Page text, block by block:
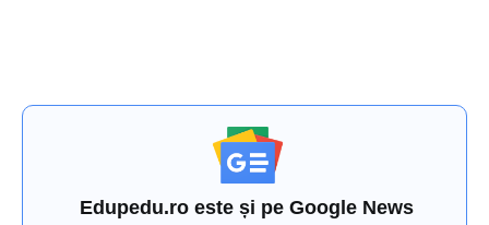
Edupedu.ro este și pe Google News